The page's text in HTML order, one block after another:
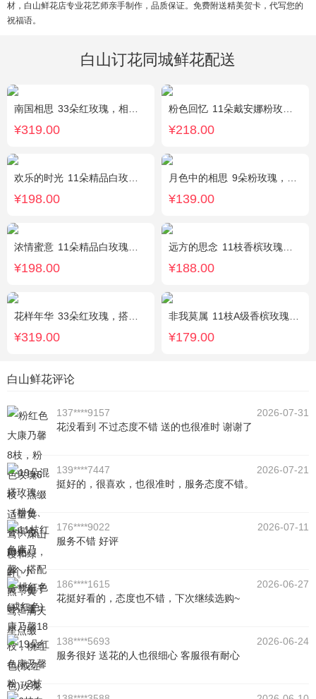
材，白山鲜花店专业花艺师亲手制作，品质保证。免费附送精美贺卡，代写您的
祝福语。
白山订花同城鲜花配送
南国相思 33朵红玫瑰，相思梅丰满围边
¥319.00
粉色回忆 11朵戴安娜粉玫瑰，尤加利间插，丰满搭配绿叶
¥218.00
欢乐的时光 11朵精品白玫瑰，搭配适量黄莺，随机赠送1只可爱小熊。
¥198.00
月色中的相思 9朵粉玫瑰，配满天星，绿叶
¥139.00
浓情蜜意 11朵精品白玫瑰，搭配适量浅绿色洋桔梗、书带草、黄莺。
¥198.00
远方的思念 11枝香槟玫瑰单独包装，绿叶丰满。
¥188.00
花样年华 33朵红玫瑰，搭配适量石竹梅外围。
¥319.00
非我莫属 11枝A级香槟玫瑰，间插黄英、满天星，另加2只可爱小熊公仔（小熊以实物为准）。
¥179.00
白山鲜花评论
137****9157
2026-07-31
花没看到 不过态度不错 送的也很准时 谢谢了
139****7447
2026-07-21
挺好的，很喜欢，也很准时，服务态度不错。
176****9022
2026-07-11
服务不错 好评
186****1615
2026-06-27
花挺好看的，态度也不错，下次继续选购~
138****5693
2026-06-24
服务很好 送花的人也很细心 客服很有耐心